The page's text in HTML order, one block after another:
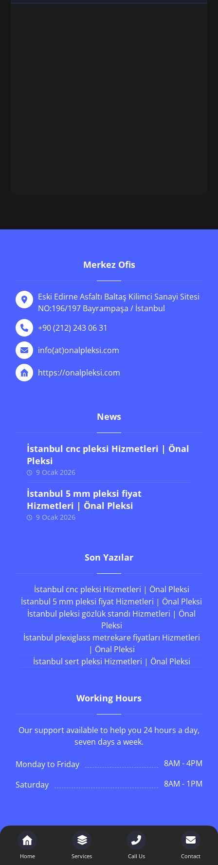
Merkez Ofis
Eski Edirne Asfaltı Baltaş Kilimci Sanayi Sitesi
NO:196/197 Bayrampaşa / İstanbul
+90 (212) 243 06 31
info(at)onalpleksi.com
https://onalpleksi.com
News
İstanbul cnc pleksi Hizmetleri | Önal
Pleksi
9 Ocak 2026
İstanbul 5 mm pleksi fiyat
Hizmetleri | Önal Pleksi
9 Ocak 2026
Son Yazılar
İstanbul cnc pleksi Hizmetleri | Önal Pleksi
İstanbul 5 mm pleksi fiyat Hizmetleri | Önal Pleksi
İstanbul pleksi gözlük standı Hizmetleri | Önal
Pleksi
İstanbul plexiglass metrekare fiyatları Hizmetleri
| Önal Pleksi
İstanbul sert pleksi Hizmetleri | Önal Pleksi
Working Hours
Our support available to help you 24 hours a day,
seven days a week.
Monday to Friday
8AM - 4PM
Saturday
8AM - 1PM
Copyright © 2026 . Tüm Hakkı Saklıdır.
Home Services Call Us Contact